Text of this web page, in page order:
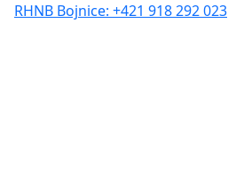
RHNB Bojnice: +421 918 292 023